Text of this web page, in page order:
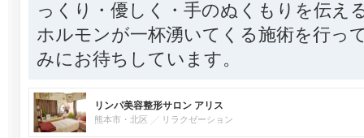
っくり・優しく・手のぬくもりを伝え
ホルモンが一杯湧いてくる施術を行っ
みにお待ちしています。
リンパ美容整形サロン アリス
熊本市・北区 リラクゼーション